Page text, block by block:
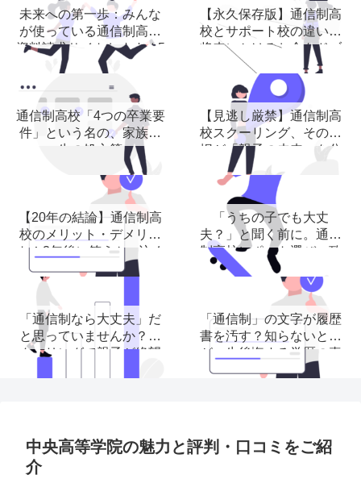
未来への第一歩：みんな
が使っている通信制高校
資料請求サイトおすすめ5
【永久保存版】通信制高
校とサポート校の違い？
将来にかけるお金をドブ
に捨てますか？
通信制高校「4つの卒業要
件」という名の、家族再
生の処方箋
【見逃し厳禁】通信制高
校スクーリング、その選
択が「親子の未来」を分
ける理由
【20年の結論】通信制高
校のメリット・デメリッ
ト！3年後に笑うかor泣く
か
「うちの子でも大丈
夫？」と聞く前に。通信
制高校レポート選び、致
命的な３つの落とし穴。
「通信制なら大丈夫」だ
と思っていませんか？ス
クーリングで親子が絶望
「通信制」の文字が履歴
書を汚す？知らないと子
が一生後悔する学歴の真
実
中央高等学院の魅力と評判・口コミをご紹
介